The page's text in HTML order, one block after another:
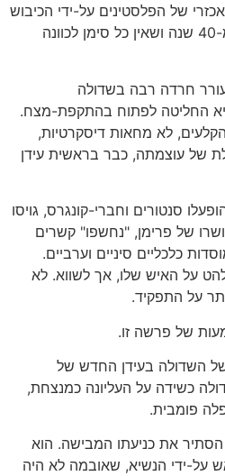
של הפלסטינים על-ידי הכיבוש
הישראלי הנמשך כבר יותר מ-40 שנה ושאין כל סימן לכוונה
עורר חרדה רבה בשדולה
היא החליטה לפתוח בהתקפת-מצח.
לא מחאות דיסקרטיות,
של עוצמתה, כבר בראשית עידן
סנטורים וחברי-קונגרס, גויסו
של פרימן, "נחשפו" קשרים
כלכליים סיניים וערביים.
על האיש שלו, אך לשווא. לא
על התפקיד.
של פרשה זו.
השדולה בעידן החדש של
כשידה על העליונה כמנצחת,
פומבית.
את כניעתו המבישה. הוא
על-ידי הנשיא, שאובמה לא היה